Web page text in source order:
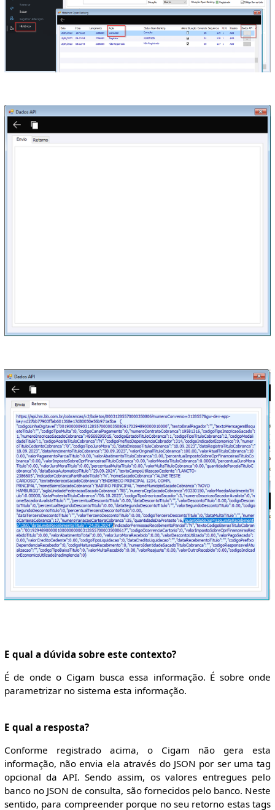
E qual a dúvida sobre este contexto?
É de onde o Cigam busca essa informação. É sobre onde
parametrizar no sistema esta informação.
E qual a resposta?
Conforme registrado acima, o Cigam não gera esta
informação, não envia ela através do JSON por ser uma tag
opcional da API. Sendo assim, os valores entregues pelo
banco no JSON de consulta, são fornecidos pelo banco. Neste
sentido, para compreender porque no seu retorno estas tags